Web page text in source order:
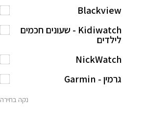
Blackview
Kidiwatch - שעונים חכמים
לילדים
NickWatch
גרמין - Garmin
נקה בחירה